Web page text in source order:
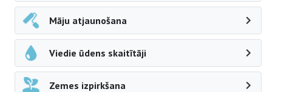
Māju atjaunošana
Viedie ūdens skaitītāji
Zemes izpirkšana